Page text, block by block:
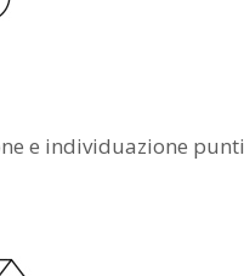
e individuazione punti